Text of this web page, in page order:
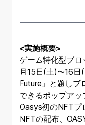
<実施概要>
ゲーム特化型ブ
月15日(土)〜16
Future」と題しブ
できるポップアッ
Oasys初のNFTプ
NFTの配布、